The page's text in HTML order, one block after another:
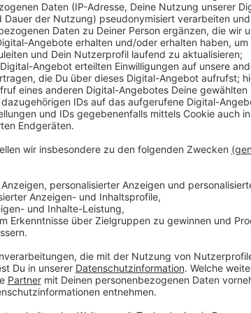
In Krefeld werden offenbar immer wieder Autos
April waren es laut Polizei insgesamt an die 300
Wochenende und am gestrigen Montag (11.05.)
anderem rund um die Helios-Klinik. In den letzten
Autos zusammen, sagt die Polizei. Meist
eingeschlagen und eingebrochen. Geklaut wurden
auch Süßigkeiten oder Sonnenbrille.
Taxibranche stark betroffen
Ein Verdächtiger war zunächst ermittelt worden,
Zu den besonders Leidtragenden gehört die